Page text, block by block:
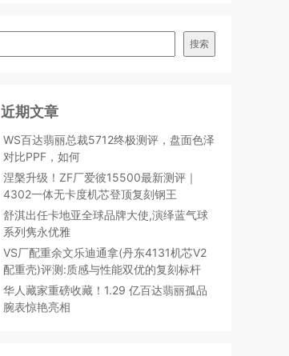
搜索
近期文章
WS百达翡丽总裁5712终极测评，盘面色泽
对比PPF，如何
涅槃升级！ZF厂爱彼15500最新测评｜
4302一体无卡度机芯登顶复刻钢王
舒淇出任卡地亚全球品牌大使,演绎蓝气球
系列隽永优雅
VS厂配重余文乐迪通拿(丹东4131机芯V2
配重壳)评测:质感与性能双优的复刻标杆
华人藏家重磅收藏！1.29 亿百达翡丽孤品
腕表惊艳亮相